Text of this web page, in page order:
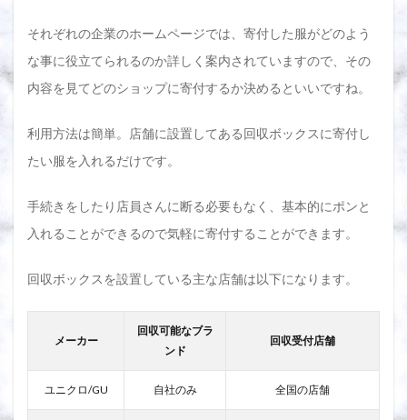
それぞれの企業のホームページでは、寄付した服がどのよう
な事に役立てられるのか詳しく案内されていますので、その
内容を見てどのショップに寄付するか決めるといいですね。
利用方法は簡単。店舗に設置してある回収ボックスに寄付し
たい服を入れるだけです。
手続きをしたり店員さんに断る必要もなく、基本的にポンと
入れることができるので気軽に寄付することができます。
回収ボックスを設置している主な店舗は以下になります。
メーカー
回収可能なブラ
ンド
回収受付店舗
ユニクロ/GU 自社のみ 全国の店舗